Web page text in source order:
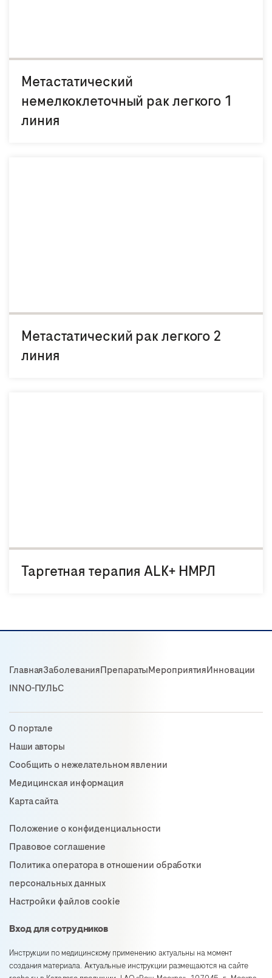
Метастатический
немелкоклеточный рак легкого 1
линия
Метастатический рак легкого 2
линия
Таргетная терапия ALK+ НМРЛ
ГлавнаяЗаболеванияПрепаратыМероприятияИнновации
INNO-ПУЛЬС
О портале
Наши авторы
Сообщить о нежелательном явлении
Медицинская информация
Карта сайта
Положение о конфиденциальности
Правовое соглашение
Политика оператора в отношении обработки
персональных данных
Настройки файлов cookie
Вход для сотрудников
Инструкции по медицинскому применению актуальны на момент
создания материала. Актуальные инструкции размещаются на сайте